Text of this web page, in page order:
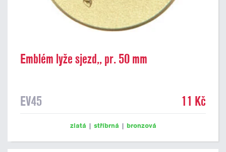
Emblém lyže sjezd,, pr. 50 mm
EV45 11 Kč
zlatá | stříbrná | bronzová